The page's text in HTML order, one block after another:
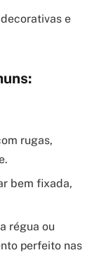
e
rugas,
bem fixada,
régua ou
perfeito nas